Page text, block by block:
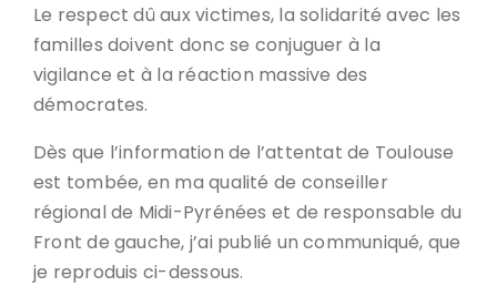
Le respect dû aux victimes, la solidarité avec les
familles doivent donc se conjuguer à la
vigilance et à la réaction massive des
démocrates.
Dès que l’information de l’attentat de Toulouse
est tombée, en ma qualité de conseiller
régional de Midi-Pyrénées et de responsable du
Front de gauche, j’ai publié un communiqué, que
je reproduis ci-dessous.